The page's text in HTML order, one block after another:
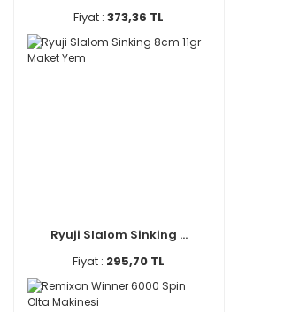
Fiyat :373,36 TL
Ryuji Slalom Sinking ...
Fiyat : 295,70 TL